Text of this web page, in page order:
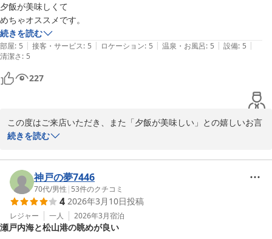
ホテルたいよう農園古三津
ホテルたいよう農園 松山古三津
夕飯が美味しくて
続きを読む
部屋: 5 | 接客・サービス: 5 | ロケーション: 5 | 温泉・お風呂: 5 | 設備: 5 |
清潔さ: 5
227
この度はご来店いただき、また「夕飯が美味しい」との嬉しいお言
葉をありがとうございます。
これからも皆さまに喜んでいただけるお食事と時間をご提供できる
よう、心を込めて努めてまいります。
またのお越しを心よりお待ちしております。
ホテルたいよう農園古三津
フロントスタッフ一同
続きを読む
神戸の夢7446
70代/男性 | 53件のクチコミ
4 2026年3月10日投稿
レジャー 一人 2026年3月宿泊
瀬戸内海と松山港の眺めが良い